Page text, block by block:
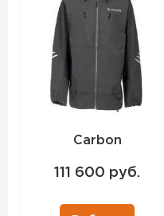
Carbon
111 600 руб.